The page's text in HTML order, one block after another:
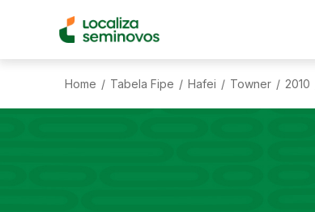
Home / Tabela Fipe / Hafei / Towner / 2010